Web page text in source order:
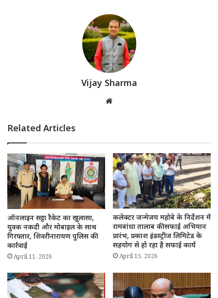
Vijay Sharma
Related Articles
ऑनलाइन सट्टा रैकेट का खुलासा,
युवक नकदी और मोबाइल के साथ
गिरफ्तार, शिवरीनारायण पुलिस की
कार्रवाई
April 11, 2026
कलेक्टर जन्मेजय महोबे के निर्देशन में
रामबांधा तालाब की सफाई अभियान
प्रारंभ, प्रकाश इंडस्ट्रीज लिमिटेड के
सहयोग से हो रहा है सफाई कार्य
April 15, 2026